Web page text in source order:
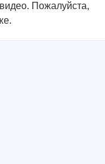
Пожалуйста,